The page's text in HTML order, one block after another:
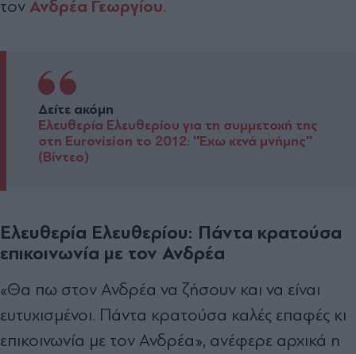
τον Ανδρέα Γεωργίου.
Δείτε ακόμη
Ελευθερία Ελευθερίου για τη συμμετοχή της
στη Eurovision το 2012: ''Έχω κενά μνήμης''
(Βίντεο)
Ελευθερία Ελευθερίου: Πάντα κρατούσα
επικοινωνία με τον Ανδρέα
«Θα πω στον Ανδρέα να ζήσουν και να είναι
ευτυχισμένοι. Πάντα κρατούσα καλές επαφές κι
επικοινωνία με τον Ανδρέα», ανέφερε αρχικά η